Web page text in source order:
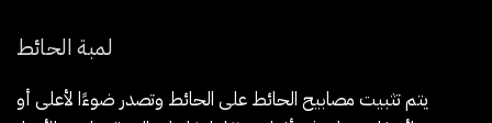
لمبة الحائط
يتم تثبيت مصابيح الحائط على الحائط وتصدر ضوءًا لأعلى أو